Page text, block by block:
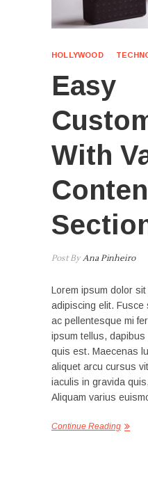
HOLLYWOOD
Easy
With
Post ByAna Pinheiro
Lorem ipsum dolor
adipiscing elit. Fusce
ac pellentesque mi
ipsum tellus,
quis est. Maecenas
aliquet arcu cursus
iaculis in gravida
Aliquam varius
Continue Reading